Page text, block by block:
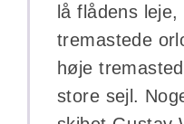
lå flådens
tremastede
høje
store sejl.